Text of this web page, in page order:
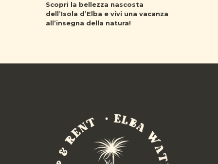
Scopri la bellezza nascosta
dell’Isola d’Elba e vivi una vacanza
all’insegna della natura!